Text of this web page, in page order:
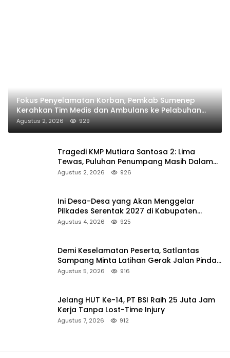
Fokus Penyelamatan Korban, Pemkab Sumenep
Kerahkan Tim Medis dan Ambulans ke Pelabuhan
Kalianget
Agustus 2, 2026 929
Tragedi KMP Mutiara Santosa 2: Lima
Tewas, Puluhan Penumpang Masih Dalam
Pencarian
Agustus 2, 2026 926
Ini Desa-Desa yang Akan Menggelar
Pilkades Serentak 2027 di Kabupaten
Sumenep
Agustus 4, 2026 925
Demi Keselamatan Peserta, Satlantas
Sampang Minta Latihan Gerak Jalan Pindah
ke Lokasi Aman
Agustus 5, 2026 916
Jelang HUT Ke-14, PT BSI Raih 25 Juta Jam
Kerja Tanpa Lost-Time Injury
Agustus 7, 2026 912